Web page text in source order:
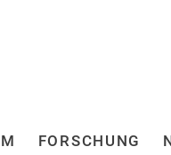
direkt zu:
FORSCHUNG